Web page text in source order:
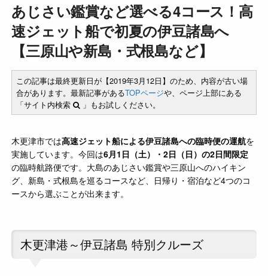
あじさい鑑賞など選べる4コース！高
速ジェット船で初夏の伊豆諸島へ
【三原山や新島・式根島など】
この記事は最終更新日が【2019年3月12日】のため、内容が古い場
合があります。最新記事があるTOPページや、ページ上部にある
「サイト内検索
」もお試しください。
木更津市では高速ジェット船による伊豆諸島への臨時便の運航を
実施しています。今回は6月1日（土）・2日（日）の2日間限定
の臨時航路便です。大島のあじさい鑑賞や三原山へのハイキン
グ、新島・式根島を巡るコースなど、日帰り・宿泊など4つのコ
ースから選ぶことが出来ます。
木更津港～伊豆諸島 特別クルーズ